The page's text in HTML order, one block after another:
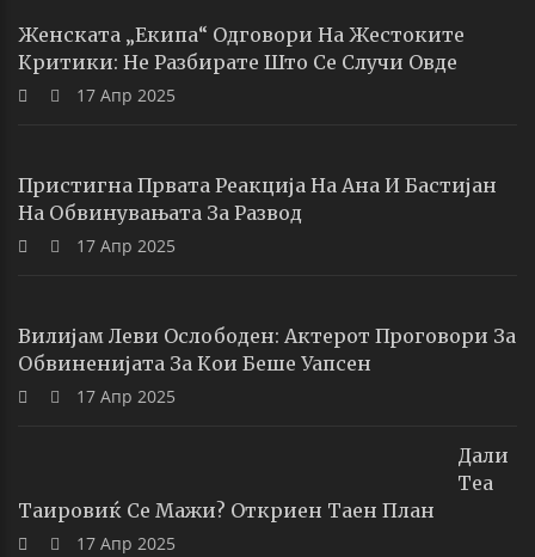
Женската „екипа“ Одговори На Жестоките
Критики: Не Разбирате Што Се Случи Овде
17 Апр 2025
Пристигна Првата Реакција На Ана И Бастијан
На Обвинувањата За Развод
17 Апр 2025
Вилијам Леви Ослободен: Актерот Проговори За
Обвиненијата За Кои Беше Уапсен
17 Апр 2025
Дали
Теа
Таировиќ Се Мажи? Откриен Таен План
17 Апр 2025